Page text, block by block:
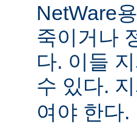
NetWare
죽이거나
다. 이들
수 있다.
여야 한다.